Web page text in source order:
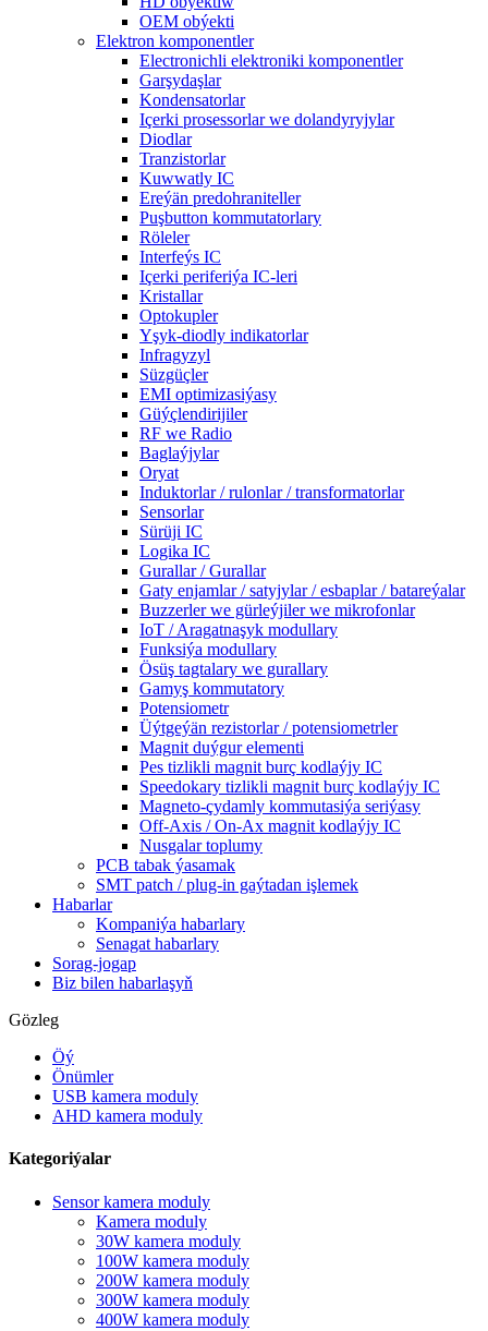
OEM obýekti
Elektron komponentler
Electronichli elektroniki komponentler
Garşydaşlar
Kondensatorlar
Içerki prosessorlar we dolandyryjylar
Diodlar
Tranzistorlar
Kuwwatly IC
Ereýän predohraniteller
Puşbutton kommutatorlary
Röleler
Interfeýs IC
Içerki periferiýa IC-leri
Kristallar
Optokupler
Yşyk-diodly indikatorlar
Infragyzyl
Süzgüçler
EMI optimizasiýasy
Güýçlendirijiler
RF we Radio
Baglaýjylar
Oryat
Induktorlar / rulonlar / transformatorlar
Sensorlar
Sürüji IC
Logika IC
Gurallar / Gurallar
Gaty enjamlar / satyjylar / esbaplar / batareýalar
Buzzerler we gürleýjiler we mikrofonlar
IoT / Aragatnaşyk modullary
Funksiýa modullary
Ösüş tagtalary we gurallary
Gamyş kommutatory
Potensiometr
Üýtgeýän rezistorlar / potensiometrler
Magnit duýgur elementi
Pes tizlikli magnit burç kodlaýjy IC
Speedokary tizlikli magnit burç kodlaýjy IC
Magneto-çydamly kommutasiýa seriýasy
Off-Axis / On-Ax magnit kodlaýjy IC
Nusgalar toplumy
PCB tabak ýasamak
SMT patch / plug-in gaýtadan işlemek
Habarlar
Kompaniýa habarlary
Senagat habarlary
Sorag-jogap
Biz bilen habarlaşyň
Gözleg
Öý
Önümler
USB kamera moduly
AHD kamera moduly
Kategoriýalar
Sensor kamera moduly
Kamera moduly
30W kamera moduly
100W kamera moduly
200W kamera moduly
300W kamera moduly
400W kamera moduly